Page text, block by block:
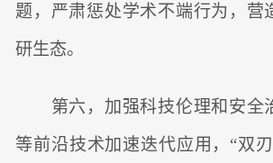
题，严肃惩处学术不端行为，营
研生态。
第六，加强科技伦理和安全
等前沿技术加速迭代应用，“双